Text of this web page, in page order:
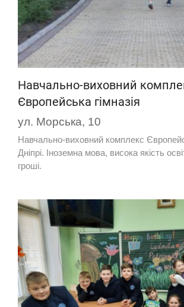
Навчально-виховний
Європейська гімназія
ул. Морська, 10
Навчально-виховний комплекс
Дніпрі. Іноземна мова, висока якість
гроші.